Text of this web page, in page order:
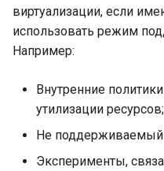
виртуализации, если
использовать режим
Например:
Внутренние
утилизации ресурсов;
Не поддерживаемый
Эксперименты,